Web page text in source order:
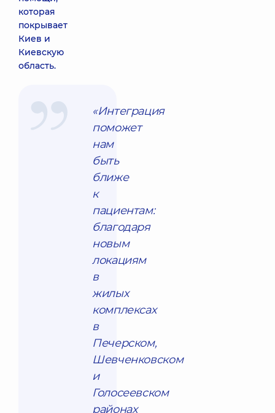
которая
покрывает
Киев и
Киевскую
область.
«Интеграция
поможет
нам
быть
ближе
к
пациентам:
благодаря
новым
локациям
в
жилых
комплексах
в
Печерском,
Шевченковском
и
Голосеевском
районах